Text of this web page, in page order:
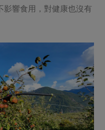
影響食用，對健康也沒有